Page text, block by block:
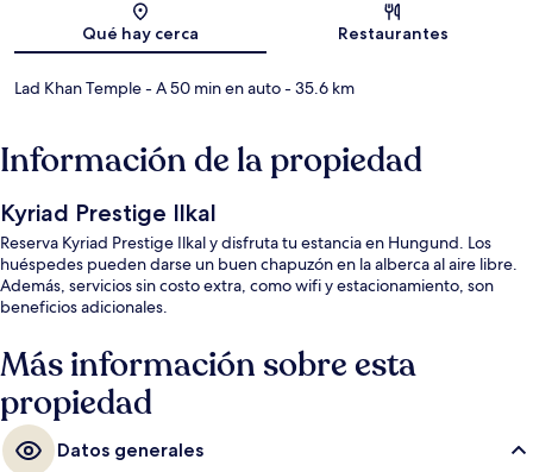
Qué hay cerca Restaurantes
Lad Khan Temple- A 50 min en auto- 35.6 km
Información de la propiedad
Kyriad Prestige Ilkal
Reserva Kyriad Prestige Ilkal y disfruta tu estancia en Hungund. Los
huéspedes pueden darse un buen chapuzón en la alberca al aire libre.
Además, servicios sin costo extra, como wifi y estacionamiento, son
beneficios adicionales.
Más información sobre esta
propiedad
Datos generales